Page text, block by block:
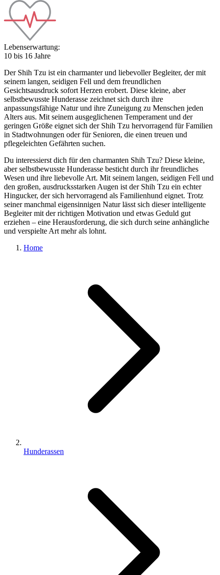
Lebenserwartung:
10 bis 16 Jahre
Der Shih Tzu ist ein charmanter und liebevoller Begleiter, der mit
seinem langen, seidigen Fell und dem freundlichen
Gesichtsausdruck sofort Herzen erobert. Diese kleine, aber
selbstbewusste Hunderasse zeichnet sich durch ihre
anpassungsfähige Natur und ihre Zuneigung zu Menschen jeden
Alters aus. Mit seinem ausgeglichenen Temperament und der
geringen Größe eignet sich der Shih Tzu hervorragend für Familien
in Stadtwohnungen oder für Senioren, die einen treuen und
pflegeleichten Gefährten suchen.
Du interessierst dich für den charmanten Shih Tzu? Diese kleine,
aber selbstbewusste Hunderasse besticht durch ihr freundliches
Wesen und ihre liebevolle Art. Mit seinem langen, seidigen Fell und
den großen, ausdrucksstarken Augen ist der Shih Tzu ein echter
Hingucker, der sich hervorragend als Familienhund eignet. Trotz
seiner manchmal eigensinnigen Natur lässt sich dieser intelligente
Begleiter mit der richtigen Motivation und etwas Geduld gut
erziehen – eine Herausforderung, die sich durch seine anhängliche
und verspielte Art mehr als lohnt.
Home
Hunderassen